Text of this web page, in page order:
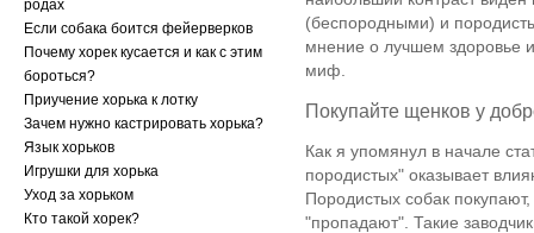
родах
Если собака боится фейерверков
Почему хорек кусается и как с этим
бороться?
Приучение хорька к лотку
Зачем нужно кастрировать хорька?
Язык хорьков
Игрушки для хорька
Уход за хорьком
Кто такой хорек?
(беспородными) и
мнение о лучшем здоровье
миф.
Покупайте щенков у
Как я упомянул в начале
породистых" оказывает
Породистых собак
"пропадают". Такие